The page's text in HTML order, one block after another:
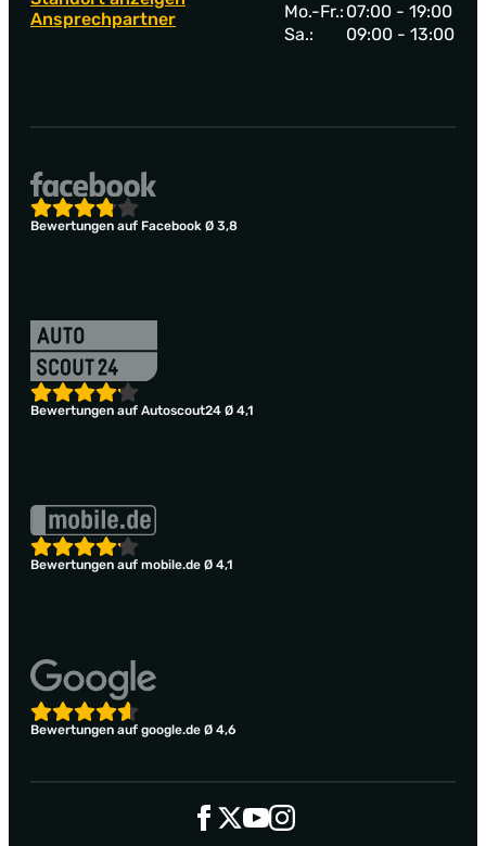
Ansprechpartner
Mo.-Fr.: 07:00 - 19:00
Sa.:
09:00 - 13:00
Bewertungen auf Facebook Ø 3,8
Bewertungen auf Autoscout24 Ø 4,1
Bewertungen auf mobile.de Ø 4,1
Bewertungen auf google.de Ø 4,6